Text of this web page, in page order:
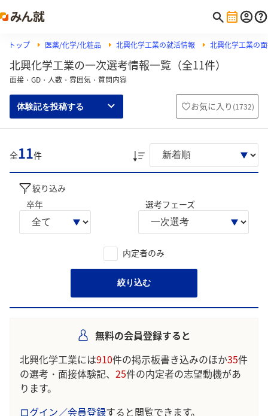
トップ 医薬/化学/化粧品 北興化学工業の就活情報 北興化学工業の
北興化学工業の一次選考情報一覧（全11件）
面接・GD・人数・雰囲気・質問内容
体験記を投稿する お気に入り (1732)
全11件
絞り込み
卒年
選考フェーズ
内定者のみ
絞り込む
無料の会員登録すると
北興化学工業には910件の掲示板書き込みのほか35件
の選考・面接体験記、 25件の内定者の志望動機があ
ります。
ログイン／会員登録すると閲覧できます。